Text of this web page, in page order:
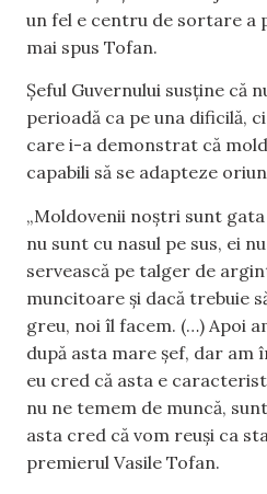
un fel e centru de sortare a
mai spus Tofan.
Șeful Guvernului susține că
perioadă ca pe una dificilă,
care i-a demonstrat că
capabili să se adapteze
„Moldovenii noștri sunt
nu sunt cu nasul pe sus, ei
servească pe talger de
muncitoare și dacă trebuie
greu, noi îl facem. (…) Apoi
după asta mare șef, dar am
eu cred că asta e
nu ne temem de muncă,
asta cred că vom reuși ca
premierul Vasile Tofan.